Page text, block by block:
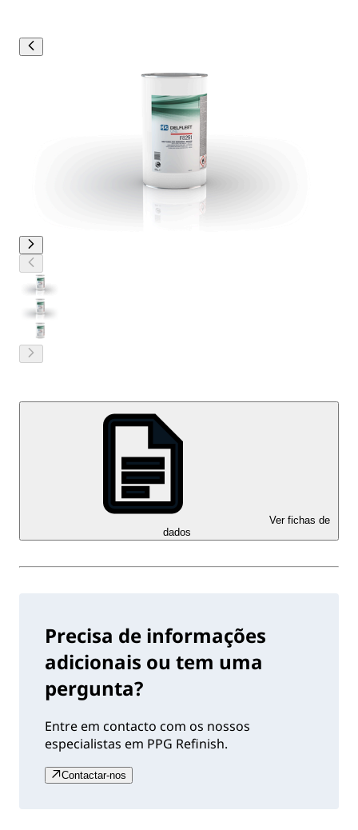
Ver fichas de
dados
Precisa de informações
adicionais ou tem uma
pergunta?
Entre em contacto com os nossos
especialistas em PPG Refinish.
Contactar-nos